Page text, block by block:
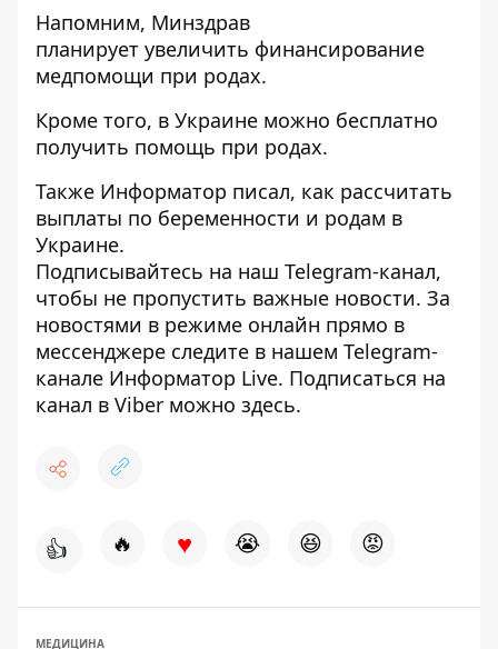
Напомним, Минздрав
планирует увеличить финансирование
медпомощи при родах.
Кроме того, в Украине можно бесплатно
получить помощь при родах.
Также Информатор писал, как рассчитать
выплаты по беременности и родам в
Украине.
Подписывайтесь на наш Telegram-канал,
чтобы не пропустить важные новости. За
новостями в режиме онлайн прямо в
мессенджере следите в нашем Telegram-
канале Информатор Live. Подписаться на
канал в Viber можно здесь.
👍 🔥 ♥ 😭 😆 😡
МЕДИЦИНА